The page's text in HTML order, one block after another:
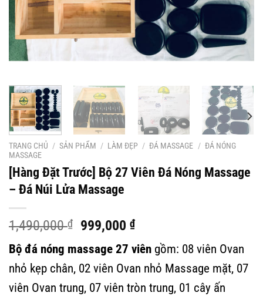
TRANG CHỦ / SẢN PHẨM / LÀM ĐẸP / ĐÁ MASSAGE / ĐÁ NÓNG
MASSAGE
[Hàng Đặt Trước] Bộ 27 Viên Đá Nóng Massage
– Đá Núi Lửa Massage
1,490,000₫
Giá
là:
1,490,000 ₫.
999,000₫Giá
tại
là:
999,000 ₫.
Bộ đá nóng massage 27 viên gồm: 08 viên Ovan
nhỏ kẹp chân, 02 viên Ovan nhỏ Massage mặt, 07
viên Ovan trung, 07 viên tròn trung, 01 cây ấn